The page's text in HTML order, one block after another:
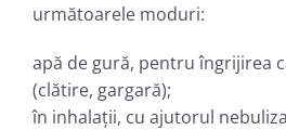
următoarele moduri:
apă de gură, pentru îngrijirea
(clătire, gargară);
în inhalaţii, cu ajutorul